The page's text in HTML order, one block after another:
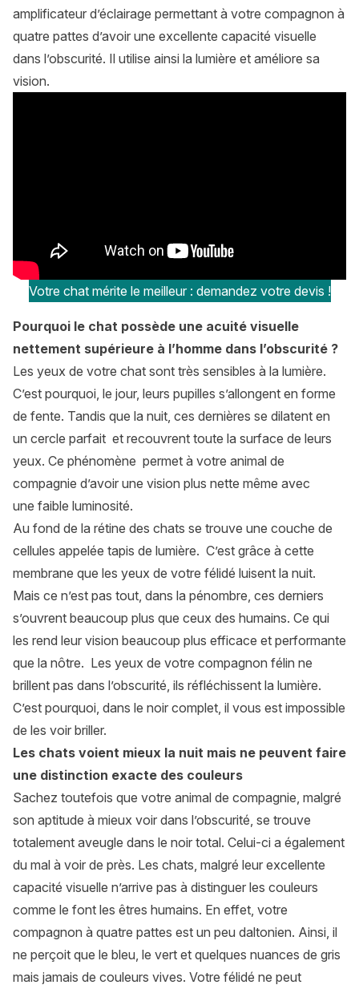
amplificateur d’éclairage permettant à votre compagnon à
quatre pattes d’avoir une excellente capacité visuelle
dans l’obscurité. Il utilise ainsi la lumière et améliore sa
vision.
Votre chat mérite le meilleur : demandez votre devis !
Pourquoi le chat possède une acuité visuelle
nettement supérieure à l’homme dans l’obscurité ?
Les yeux de votre chat sont très sensibles à la lumière.
C’est pourquoi, le jour, leurs pupilles s’allongent en forme
de fente. Tandis que la nuit, ces dernières se dilatent en
un cercle parfait et recouvrent toute la surface de leurs
yeux. Ce phénomène permet à votre animal de
compagnie d’avoir une vision plus nette même avec
une faible luminosité.
Au fond de la rétine des chats se trouve une couche de
cellules appelée tapis de lumière. C’est grâce à cette
membrane que les yeux de votre félidé luisent la nuit.
Mais ce n’est pas tout, dans la pénombre, ces derniers
s’ouvrent beaucoup plus que ceux des humains. Ce qui
les rend leur vision beaucoup plus efficace et performante
que la nôtre. Les yeux de votre compagnon félin ne
brillent pas dans l’obscurité, ils réfléchissent la lumière.
C’est pourquoi, dans le noir complet, il vous est impossible
de les voir briller.
Les chats voient mieux la nuit mais ne peuvent faire
une distinction exacte des couleurs
Sachez toutefois que votre animal de compagnie, malgré
son aptitude à mieux voir dans l’obscurité, se trouve
totalement aveugle dans le noir total. Celui-ci a également
du mal à voir de près. Les chats, malgré leur excellente
capacité visuelle n’arrive pas à distinguer les couleurs
comme le font les êtres humains. En effet, votre
compagnon à quatre pattes est un peu daltonien. Ainsi, il
ne perçoit que le bleu, le vert et quelques nuances de gris
mais jamais de couleurs vives. Votre félidé ne peut